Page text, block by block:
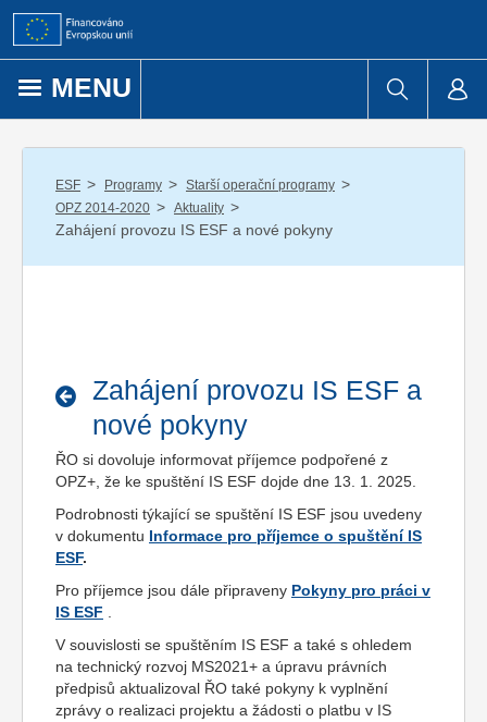
Přejít k obsahu
MENU
ESF / Programy / Starší operační programy /
OPZ 2014-2020 / Aktuality /
Zahájení provozu IS ESF a nové pokyny
Zahájení provozu IS ESF a
nové pokyny
ŘO si dovoluje informovat příjemce podpořené z
OPZ+, že ke spuštění IS ESF dojde dne 13. 1. 2025.
Podrobnosti týkající se spuštění IS ESF jsou uvedeny
v dokumentu Informace pro příjemce o spuštění IS
ESF.
Pro příjemce jsou dále připraveny Pokyny pro práci v
IS ESF
V souvislosti se spuštěním IS ESF a také s ohledem
na technický rozvoj MS2021+ a úpravu právních
předpisů aktualizoval ŘO také pokyny k vyplnění
zprávy o realizaci projektu a žádosti o platbu v IS